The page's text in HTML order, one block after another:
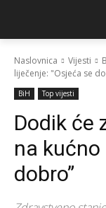
Naslovnica Vijesti
liječenje: "Osjeća se
BiH Top vijesti
Dodik će
na kućno
dobro”